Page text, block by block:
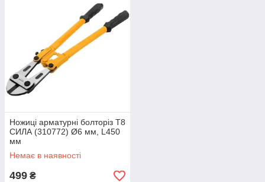
Ножиці арматурні болторіз T8
СИЛА (310772) Ø6 мм, L450
мм
Немає в наявності
499 ₴